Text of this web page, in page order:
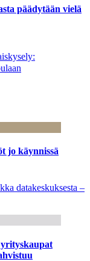
päädytään vielä
jo käynnissä
datakeskuksesta –